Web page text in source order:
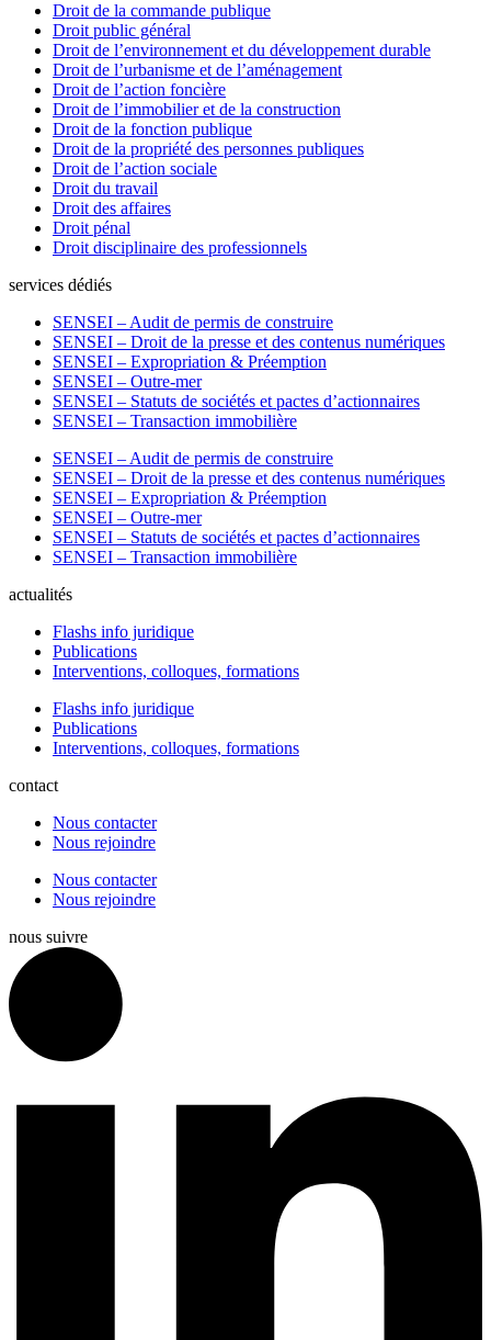
Droit de la commande publique
Droit public général
Droit de l’environnement et du développement durable
Droit de l’urbanisme et de l’aménagement
Droit de l’action foncière
Droit de l’immobilier et de la construction
Droit de la fonction publique
Droit de la propriété des personnes publiques
Droit de l’action sociale
Droit du travail
Droit des affaires
Droit pénal
Droit disciplinaire des professionnels
services dédiés
SENSEI – Audit de permis de construire
SENSEI – Droit de la presse et des contenus numériques
SENSEI – Expropriation & Préemption
SENSEI – Outre-mer
SENSEI – Statuts de sociétés et pactes d’actionnaires
SENSEI – Transaction immobilière
SENSEI – Audit de permis de construire
SENSEI – Droit de la presse et des contenus numériques
SENSEI – Expropriation & Préemption
SENSEI – Outre-mer
SENSEI – Statuts de sociétés et pactes d’actionnaires
SENSEI – Transaction immobilière
actualités
Flashs info juridique
Publications
Interventions, colloques, formations
Flashs info juridique
Publications
Interventions, colloques, formations
contact
Nous contacter
Nous rejoindre
Nous contacter
Nous rejoindre
nous suivre